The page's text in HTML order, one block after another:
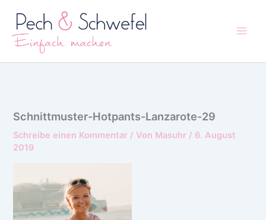
Inhalt
springen
Schnittmuster-Hotpants-Lanzarote-29
Schreibe einen Kommentar / Von Masuhr / 6. August
2019